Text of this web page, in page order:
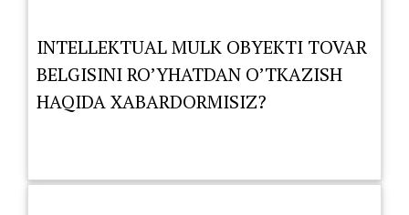
INTELLEKTUAL MULK OBYEKTI TOVAR
BELGISINI RO’YHATDAN O’TKAZISH
HAQIDA XABARDORMISIZ?